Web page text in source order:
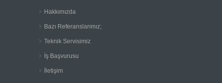
Hakkımızda
Bazı Referanslarımız;
Teknik Servisimiz
İş Başvurusu
İletişim